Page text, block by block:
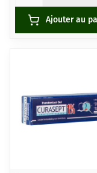
Ajouter au